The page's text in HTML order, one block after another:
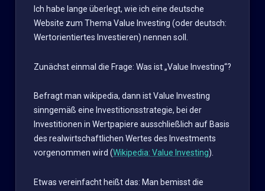
Ich habe lange überlegt, wie ich eine deutsche
Website zum Thema Value Investing (oder deutsch:
Wertorientiertes Investieren) nennen soll.
Zunächst einmal die Frage: Was ist „Value Investing“?
Befragt man wikipedia, dann ist Value Investing
sinngemäß eine Investitionsstrategie, bei der
Investitionen in Wertpapiere ausschließlich auf Basis
des realwirtschaftlichen Wertes des Investments
vorgenommen wird (Wikipedia: Value Investing).
Etwas vereinfacht heißt das: Man bemisst die